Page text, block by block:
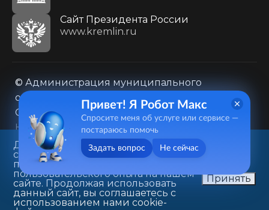
Cайт Президента России
www.kremlin.ru
© Администрация муниципального
образования городского округа «Город
Саратов»
Контакты
Карта сайта
Политика в отношении обработки
персональных данных
410031, г. Саратов, ул. Первомайская, д. 78
+7(8452)26-02-49
Данный веб-сайт использует
cookie-файлы в целях
предоставления вам лучшего
пользовательского опыта на нашем
сайте. Продолжая использовать
данный сайт, вы соглашаетесь с
использованием нами cookie-
Принять
Привет! Я Робот Макс
Спросите меня об услуге или сервисе —
постараюсь помочь
Задать вопрос Не сейчас